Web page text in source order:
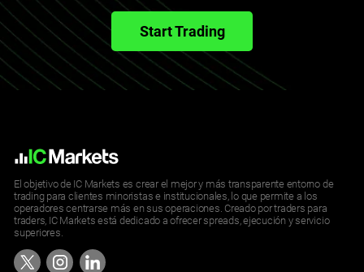
Start Trading
El objetivo de IC Markets es crear el mejor y más transparente entorno de
trading para clientes minoristas e institucionales, lo que permite a los
operadores centrarse más en sus operaciones. Creado por traders para
traders, IC Markets está dedicado a ofrecer spreads, ejecución y servicio
superiores.